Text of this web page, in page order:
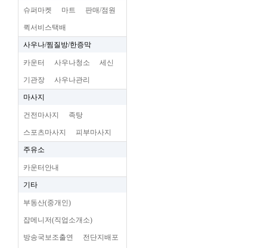
슈퍼마켓 마트 판매/점원
퀵서비스택배
사우나/찜질방/한증막
카운터 사우나청소 세신
기관장 사우나관리
마사지
건전마사지 족탕
스포츠마사지 피부마사지
주유소
카운터안내
기타
부동산(중개인)
잡메니저(직업소개소)
방송국보조출연 전단지배포